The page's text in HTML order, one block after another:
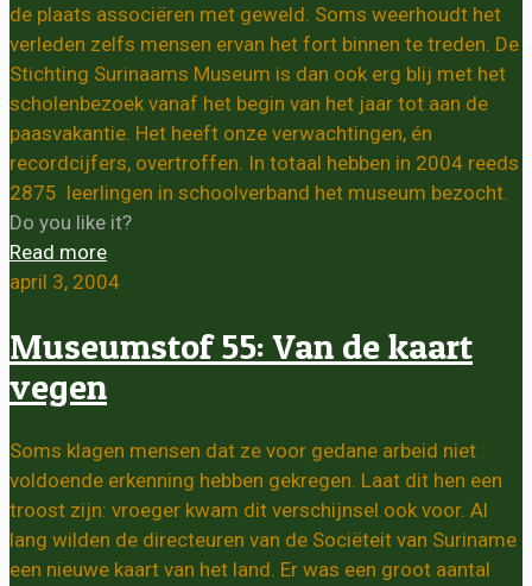
de plaats associëren met geweld. Soms weerhoudt het
verleden zelfs mensen ervan het fort binnen te treden. De
Stichting Surinaams Museum is dan ook erg blij met het
scholenbezoek vanaf het begin van het jaar tot aan de
paasvakantie. Het heeft onze verwachtingen, én
recordcijfers, overtroffen. In totaal hebben in 2004 reeds
2875 leerlingen in schoolverband het museum bezocht.
Do you like it?
Read more
april 3, 2004
Museumstof 55: Van de kaart
vegen
Soms klagen mensen dat ze voor gedane arbeid niet
voldoende erkenning hebben gekregen. Laat dit hen een
troost zijn: vroeger kwam dit verschijnsel ook voor. Al
lang wilden de directeuren van de Sociëteit van Suriname
een nieuwe kaart van het land. Er was een groot aantal